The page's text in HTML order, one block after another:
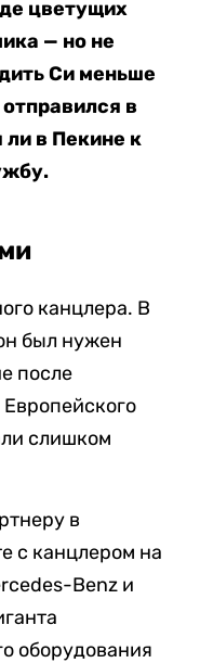
цветущих
— но не
Си меньше
в
в Пекине к
канцлера. В
был нужен
после
слишком
в
с канцлером на
Benz и
оборудования